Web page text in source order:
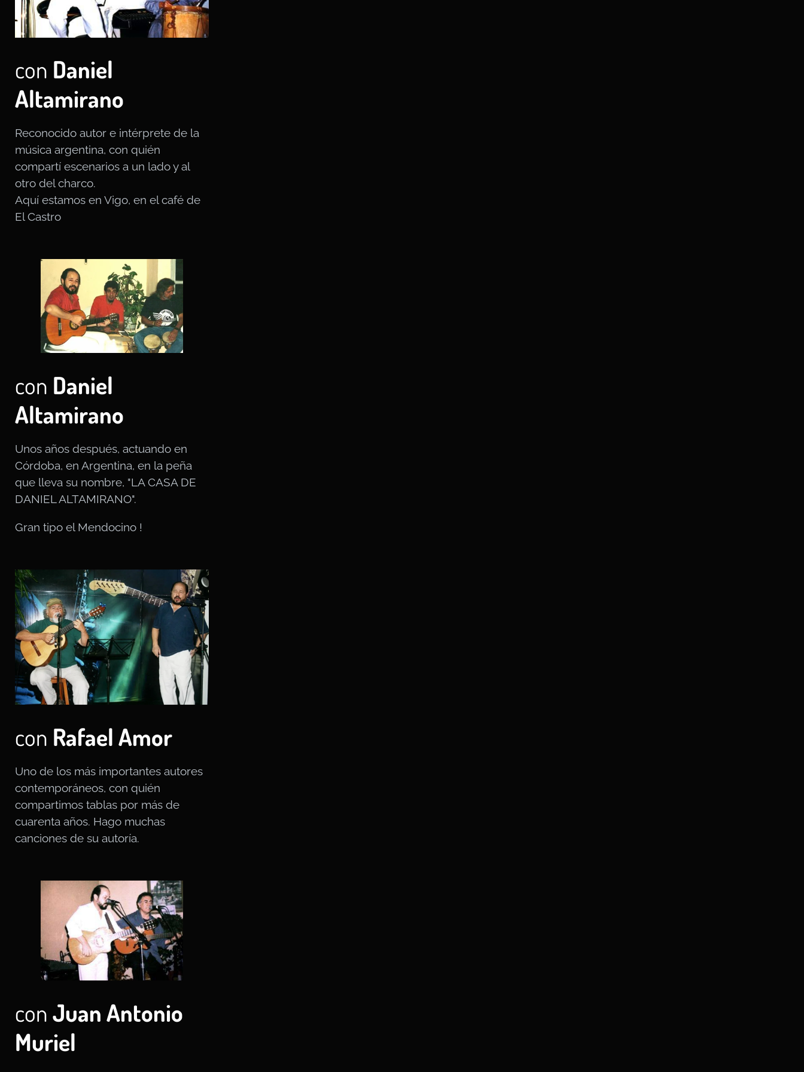
con Daniel
Altamirano
Reconocido autor e intérprete de la
música argentina, con quién
compartí escenarios a un lado y al
otro del charco.
Aquí estamos en Vigo, en el café de
El Castro
con Daniel
Altamirano
Unos años después, actuando en
Córdoba, en Argentina, en la peña
que lleva su nombre, "LA CASA DE
DANIEL ALTAMIRANO".
Gran tipo el Mendocino !
con Rafael Amor
Uno de los más importantes autores
contemporáneos, con quién
compartimos tablas por más de
cuarenta años. Hago muchas
canciones de su autoría.
con Juan Antonio
Muriel